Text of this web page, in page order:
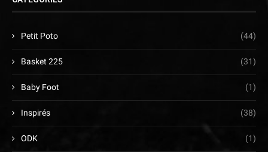
Petit Poto (44)
Basket 225 (31)
Baby Foot (1)
Inspirés (38)
ODK (1)